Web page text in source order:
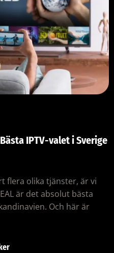
IPTV-valet i Sverige
flera olika tjänster, är vi
är det absolut bästa
Och här är